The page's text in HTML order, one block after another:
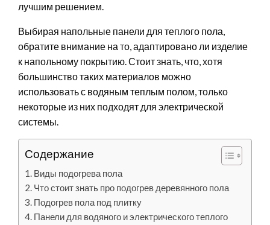
лучшим решением.
Выбирая напольные панели для теплого пола,
обратите внимание на то, адаптировано ли изделие
к напольному покрытию. Стоит знать, что, хотя
большинство таких материалов можно
использовать с водяным теплым полом, только
некоторые из них подходят для электрической
системы.
Содержание
Виды подогрева пола
Что стоит знать про подогрев деревянного пола
Подогрев пола под плитку
Панели для водяного и электрического теплого